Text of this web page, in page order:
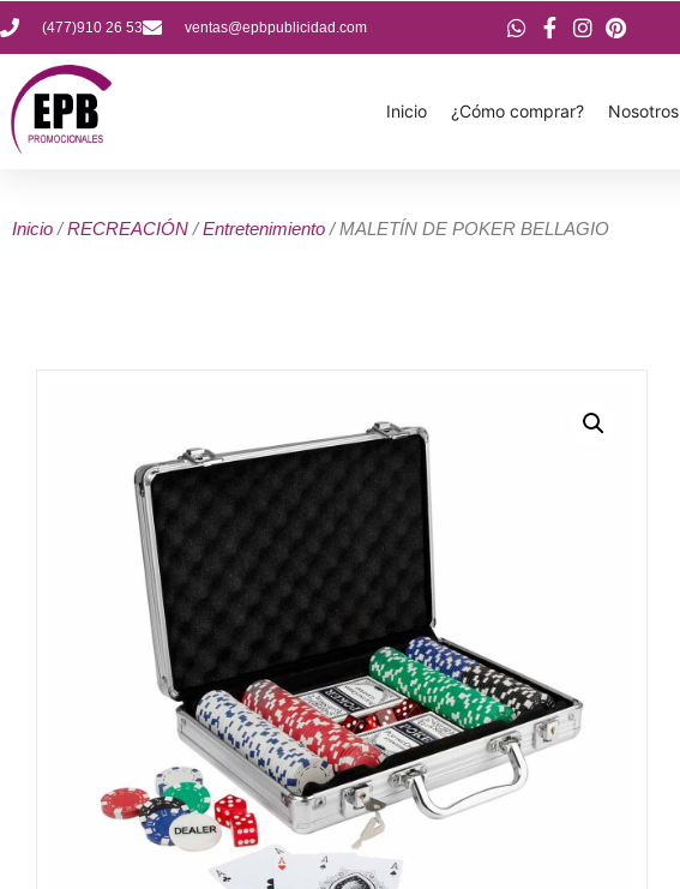
(477)910 26 53 ventas@epbpublicidad.com
Inicio ¿Cómo comprar? Nosotros
Inicio /RECREACIÓN /Entretenimiento / MALETÍN DE POKER BELLAGIO